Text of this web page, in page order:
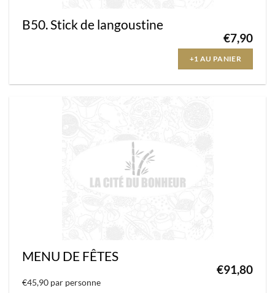
B50. Stick de langoustine
€7,90
+1 AU PANIER
MENU DE FÊTES
€91,80
€45,90 par personne